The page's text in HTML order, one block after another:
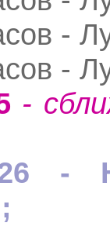
-
-
-
-